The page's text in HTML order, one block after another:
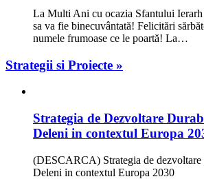
La Multi Ani cu ocazia Sfantului
sa va fie binecuvântată! Felicitări
numele frumoase ce le poartă! La…
Strategii si Proiecte »
Strategia de Dezvoltare
Deleni in contextul Europa
(DESCARCA) Strategia de dezvoltare
Deleni in contextul Europa 2030